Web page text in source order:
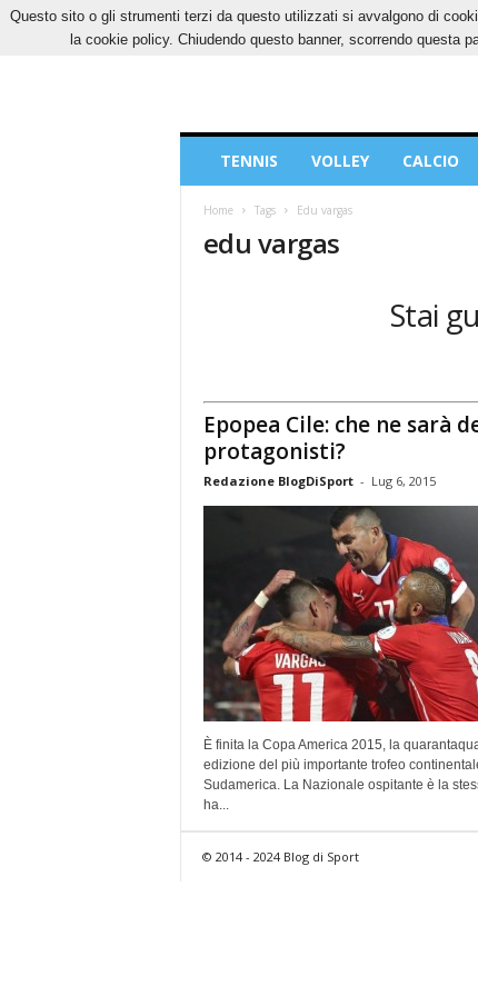
VENERDÌ, 7 AGOSTO 2026 CONTATTI
Sport
TENNIS VOLLEY CALCIO
Home Tags Edu vargas
edu vargas
Stai
Epopea Cile: che ne sarà
protagonisti?
Redazione BlogDiSport - Lug 6, 2015
È finita la Copa America 2015, la
edizione del più importante trofeo
Sudamerica. La Nazionale ospitante è la
ha...
© 2014 - 2024 Blog di Sport
Questo sito o gli strumenti terzi da questo utilizzati si avvalgono di
la cookie policy. Chiudendo questo banner, scorrendo questa